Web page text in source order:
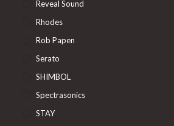
Reveal Sound
Rhodes
Rob Papen
Serato
SHIMBOL
Spectrasonics
STAY